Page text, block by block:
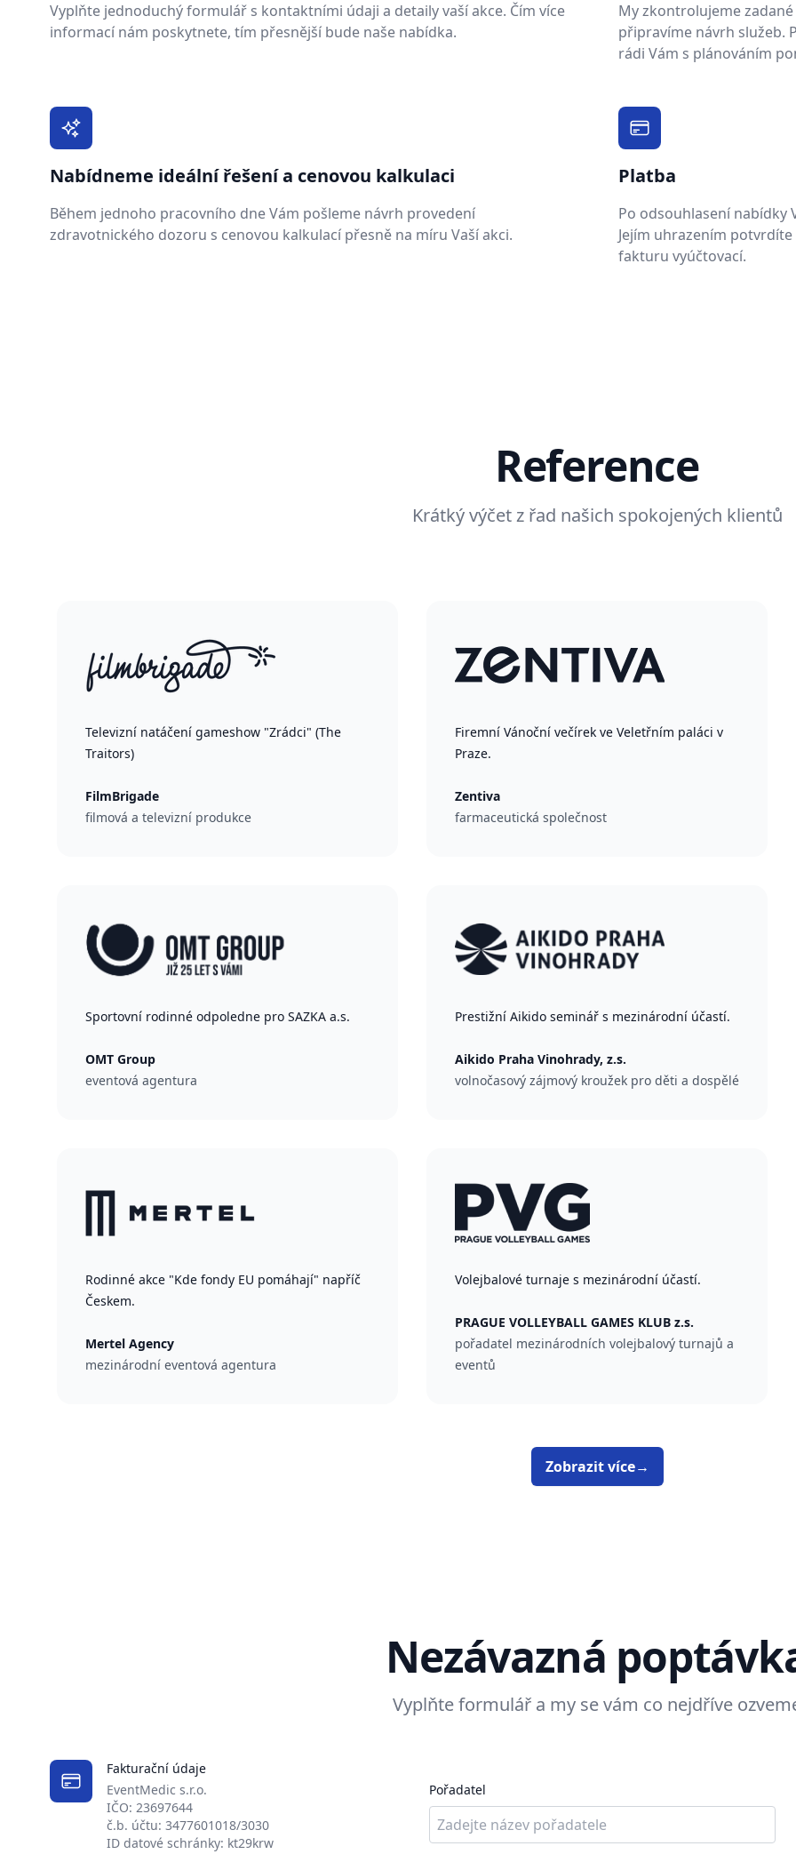
Vyplňte jednoduchý formulář s kontaktními údaji a detaily vaší akce. Čím více
informací nám poskytnete, tím přesnější bude naše nabídka.
My zkontrolujeme
připravíme návrh služeb.
rádi Vám s plánováním
Nabídneme ideální řešení a cenovou kalkulaci
Během jednoho pracovního dne Vám pošleme návrh provedení
zdravotnického dozoru s cenovou kalkulací přesně na míru Vaší akci.
Platba
Po odsouhlasení nabídky
Jejím uhrazením
fakturu vyúčtovací.
Reference
Krátký výčet z řad našich spokojených klientů
Televizní natáčení gameshow "Zrádci" (The
Traitors)
FilmBrigade
filmová a televizní produkce
Firemní Vánoční večírek ve Veletřním paláci v
Praze.
Zentiva
farmaceutická společnost
Sportovní rodinné odpoledne pro SAZKA a.s.
OMT Group
eventová agentura
Prestižní Aikido seminář s mezinárodní účastí.
Aikido Praha Vinohrady, z.s.
volnočasový zájmový kroužek pro děti a dospělé
Rodinné akce "Kde fondy EU pomáhají" napříč
Českem.
Mertel Agency
mezinárodní eventová agentura
Volejbalové turnaje s mezinárodní účastí.
PRAGUE VOLLEYBALL GAMES KLUB z.s.
pořadatel mezinárodních volejbalový turnajů a
eventů
Zobrazit více→
Nezávazná
Vyplňte formulář a my se vám co nejdříve
Fakturační údaje
EventMedic s.r.o.
IČO: 23697644
č.b. účtu: 3477601018/3030
ID datové schránky: kt29krw
Pořadatel